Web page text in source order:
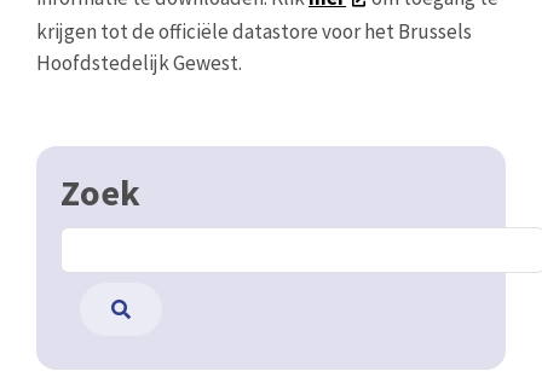
krijgen tot de officiële datastore voor het Brussels
Hoofdstedelijk Gewest.
Zoek